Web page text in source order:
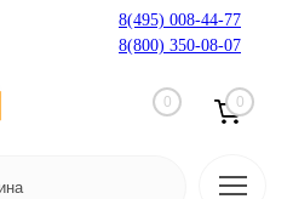
8(495) 008-44-77
8(800) 350-08-07
0 0